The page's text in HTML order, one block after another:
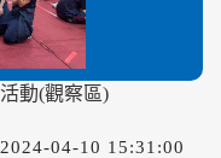
動(觀察區)
2024-04-10 15:31:00